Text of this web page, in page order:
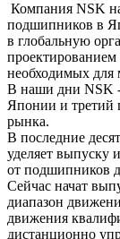
Компания NSK
подшипников в
в глобальную
необходимых
В наши дни NSK
Японии и третий
рынка.
В последние
уделяет выпуску
от подшипников
Сейчас начат
диапазон
движения
дистанционно